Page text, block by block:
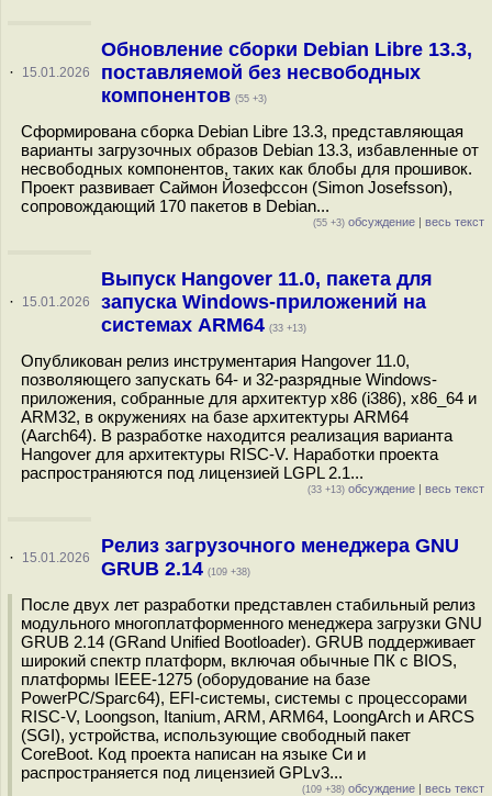
· 15.01.2026
Обновление сборки Debian Libre 13.3,
поставляемой без несвободных
компонентов (55 +3)
Сформирована сборка Debian Libre 13.3, представляющая
варианты загрузочных образов Debian 13.3, избавленные от
несвободных компонентов, таких как блобы для прошивок.
Проект развивает Саймон Йозефссон (Simon Josefsson),
сопровождающий 170 пакетов в Debian...
(55 +3) обсуждение | весь текст
· 15.01.2026
Выпуск Hangover 11.0, пакета для
запуска Windows-приложений на
системах ARM64 (33 +13)
Опубликован релиз инструментария Hangover 11.0,
позволяющего запускать 64- и 32-разрядные Windows-
приложения, собранные для архитектур x86 (i386), x86_64 и
ARM32, в окружениях на базе архитектуры ARM64
(Aarch64). В разработке находится реализация варианта
Hangover для архитектуры RISC-V. Наработки проекта
распространяются под лицензией LGPL 2.1...
(33 +13) обсуждение | весь текст
· 15.01.2026
Релиз загрузочного менеджера GNU
GRUB 2.14 (109 +38)
После двух лет разработки представлен стабильный релиз
модульного многоплатформенного менеджера загрузки GNU
GRUB 2.14 (GRand Unified Bootloader). GRUB поддерживает
широкий спектр платформ, включая обычные ПК с BIOS,
платформы IEEE-1275 (оборудование на базе
PowerPC/Sparc64), EFI-системы, системы с процессорами
RISC-V, Loongson, Itanium, ARM, ARM64, LoongArch и ARCS
(SGI), устройства, использующие свободный пакет
CoreBoot. Код проекта написан на языке Си и
распространяется под лицензией GPLv3...
(109 +38) обсуждение | весь текст